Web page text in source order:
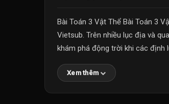
Bài Toán 3 Vật Thể Bài Toán 3
Vietsub. Trên nhiều lục địa và
khám phá động trời khi các định
Xem thêm